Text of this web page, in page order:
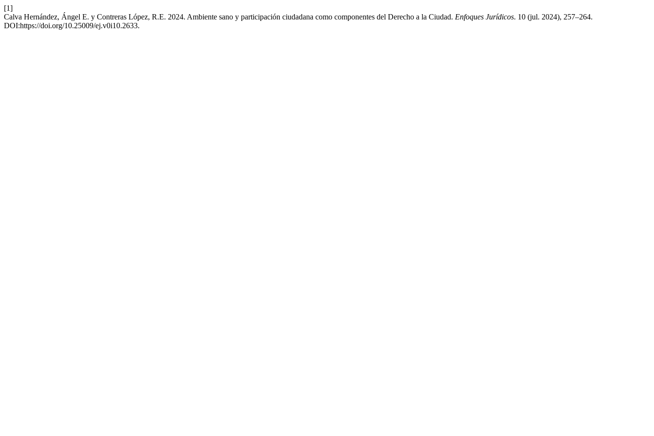
[1]
Calva Hernández, Ángel E. y Contreras López, R.E. 2024. Ambiente sano y participación ciudadana como componentes del Derecho a la Ciudad. Enfoques Jurídicos. 10 (jul. 2024), 257–264.
DOI:https://doi.org/10.25009/ej.v0i10.2633.